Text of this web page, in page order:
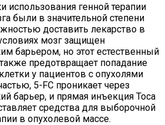
Домашней Выпечки:
Печенье С Яблоками Для
Чаепития
генной терапии
были в значительной степени
доставить лекарство в
мозг защищен
барьером, но этот естественный
предотвращает попадание
у пациентов с опухолями
5-FC проникает через
барьер, и прямая инъекция Toca
средства для выборочной
в опухолевой массе.